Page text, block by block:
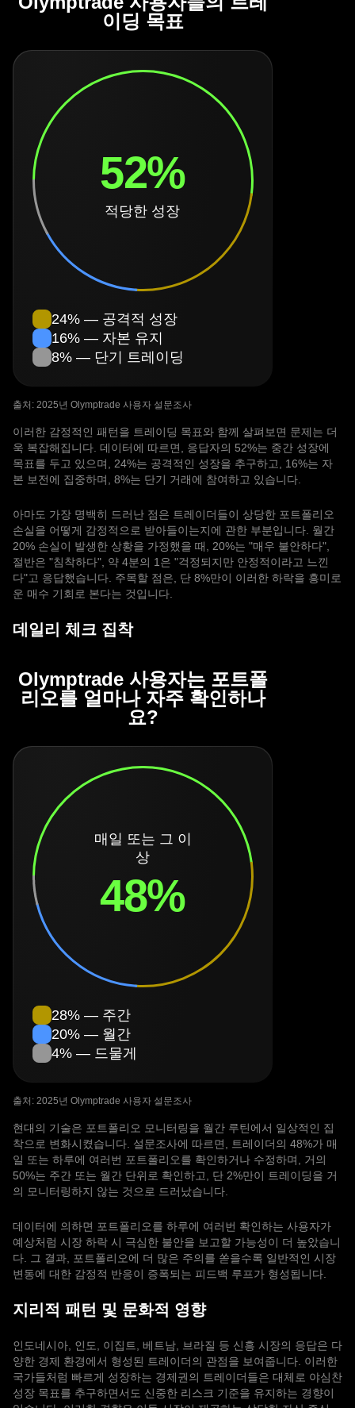
이딩 목표
52%
적당한 성장
24% — 공격적 성장
16% — 자본 유지
8% — 단기 트레이딩
출처: 2025년 Olymptrade 사용자 설문조사
이러한 감정적인 패턴을 트레이딩 목표와 함께 살펴보면 문제는 더
욱 복잡해집니다. 데이터에 따르면, 응답자의 52%는 중간 성장에
목표를 두고 있으며, 24%는 공격적인 성장을 추구하고, 16%는 자
본 보전에 집중하며, 8%는 단기 거래에 참여하고 있습니다.
아마도 가장 명백히 드러난 점은 트레이더들이 상당한 포트폴리오
손실을 어떻게 감정적으로 받아들이는지에 관한 부분입니다. 월간
20% 손실이 발생한 상황을 가정했을 때, 20%는 "매우 불안하다",
절반은 "침착하다", 약 4분의 1은 "걱정되지만 안정적이라고 느낀
다"고 응답했습니다. 주목할 점은, 단 8%만이 이러한 하락을 흥미로
운 매수 기회로 본다는 것입니다.
데일리 체크 집착
Olymptrade 사용자는 포트폴
리오를 얼마나 자주 확인하나
요?
매일 또는 그 이
상
48%
28% — 주간
20% — 월간
4% — 드물게
출처: 2025년 Olymptrade 사용자 설문조사
현대의 기술은 포트폴리오 모니터링을 월간 루틴에서 일상적인 집
착으로 변화시켰습니다. 설문조사에 따르면, 트레이더의 48%가 매
일 또는 하루에 여러번 포트폴리오를 확인하거나 수정하며, 거의
50%는 주간 또는 월간 단위로 확인하고, 단 2%만이 트레이딩을 거
의 모니터링하지 않는 것으로 드러났습니다.
데이터에 의하면 포트폴리오를 하루에 여러번 확인하는 사용자가
예상처럼 시장 하락 시 극심한 불안을 보고할 가능성이 더 높았습니
다. 그 결과, 포트폴리오에 더 많은 주의를 쏟을수록 일반적인 시장
변동에 대한 감정적 반응이 증폭되는 피드백 루프가 형성됩니다.
지리적 패턴 및 문화적 영향
인도네시아, 인도, 이집트, 베트남, 브라질 등 신흥 시장의 응답은 다
양한 경제 환경에서 형성된 트레이더의 관점을 보여줍니다. 이러한
국가들처럼 빠르게 성장하는 경제권의 트레이더들은 대체로 야심찬
성장 목표를 추구하면서도 신중한 리스크 기준을 유지하는 경향이